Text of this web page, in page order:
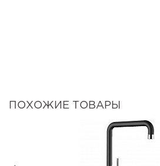
ПОХОЖИЕ ТОВАРЫ